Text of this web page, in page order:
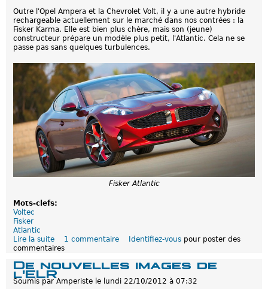
l
l
a
c
E
R
:
é
v
o
i
l
e
p
u
ô
p
é
v
u
Outre l'Opel Ampera et la Chevrolet Volt, il y a une autre hybride
rechargeable actuellement sur le marché dans nos contrées : la
Fisker Karma. Elle est bien plus chère, mais son (jeune)
constructeur prépare un modèle plus petit, l'Atlantic. Cela ne se
passe pas sans quelques turbulences.
Fisker Atlantic
Mots-clefs:
Voltec
Fisker
Atlantic
Lire la suite
e
e
s
n
1 commentaire Identifiez-vous pour poster des
commentaires
De nouvelles images de
l'ELR
Soumis parAmperiste le lundi 22/10/2012 à 07:32